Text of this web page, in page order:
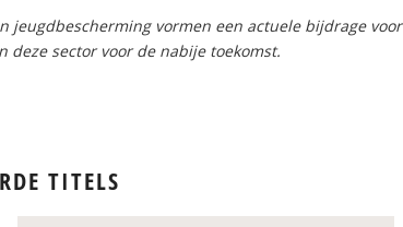
jeugdbescherming vormen een actuele bijdrage voor
sector voor de nabije toekomst.
TITELS